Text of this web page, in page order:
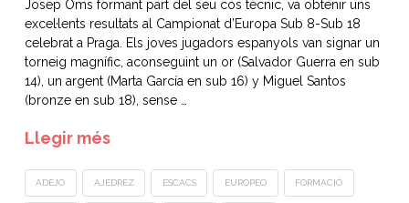
Josep Oms formant part del seu cos tècnic, va obtenir uns
excel·lents resultats al Campionat d’Europa Sub 8-Sub 18
celebrat a Praga. Els joves jugadors espanyols van signar un
torneig magnífic, aconseguint un or (Salvador Guerra en sub
14), un argent (Marta García en sub 16) y Miguel Santos
(bronze en sub 18), sense …
Llegir més
ADEJO AJEDREZ ESCACS EUROPEO FORMACIÓ